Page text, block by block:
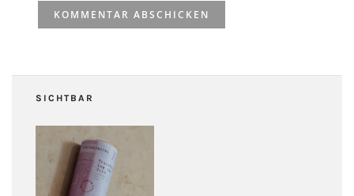
SICHTBAR